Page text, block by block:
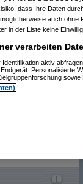
habe. JA es ist NUR
org. Ich kann es
steht.
meinen
knoten im
sehe,
und einfach
dass Ihre Daten
auch ohne
in der Liste keine
verarbeiten
aktiv
Personalisierte